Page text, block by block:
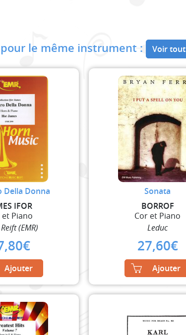
le même instrument : Voir tout
Della Donna
IFOR
et Piano
(EMR)
€
Ajouter
Sonata
BORROF
Cor et Piano
Leduc
27,60€
Ajouter